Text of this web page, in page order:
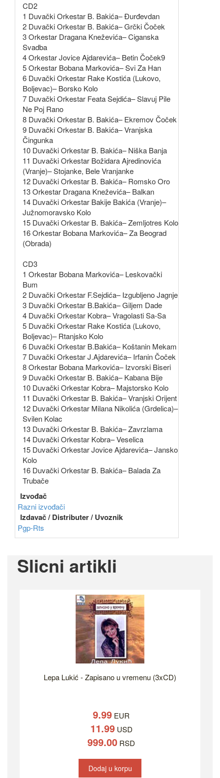
CD2
1 Duvački Orkestar B. Bakića– Đurđevdan
2 Duvački Orkestar B. Bakića– Grčki Čoček
3 Orkestar Dragana Kneževića– Ciganska
Svadba
4 Orkestar Jovice Ajdarevića– Betin Čoček9
5 Orkestar Bobana Markovića– Svi Za Han
6 Duvački Orkestar Rake Kostića (Lukovo,
Boljevac)– Borsko Kolo
7 Duvački Orkestar Feata Sejdića– Slavuj Pile
Ne Poj Rano
8 Duvački Orkestar B. Bakića– Ekremov Čoček
9 Duvački Orkestar B. Bakića– Vranjska
Čingunka
10 Duvački Orkestar B. Bakića– Niška Banja
11 Duvački Orkestar Božidara Ajredinovića
(Vranje)– Stojanke, Bele Vranjanke
12 Duvački Orkestar B. Bakića– Romsko Oro
13 Orkestar Dragana Kneževića– Balkan
14 Duvački Orkestar Bakije Bakića (Vranje)–
Južnomoravsko Kolo
15 Duvački Orkestar B. Bakića– Zemljotres Kolo
16 Orkestar Bobana Markovića– Za Beograd
(Obrada)
CD3
1 Orkestar Bobana Markovića– Leskovački
Bum
2 Duvački Orkestar F.Sejdića– Izgubljeno Jagnje
3 Duvački Orkestar B.Bakića– Giljem Dade
4 Duvački Orkestar Kobra– Vragolasti Sa-Sa
5 Duvački Orkestar Rake Kostića (Lukovo,
Boljevac)– Rtanjsko Kolo
6 Duvački Orkestar B.Bakića– Koštanin Mekam
7 Duvački Orkestar J.Ajdarevića– Irfanin Čoček
8 Orkestar Bobana Markovića– Izvorski Biseri
9 Duvački Orkestar B. Bakića– Kabana Bije
10 Duvački Orkestar Kobra– Majstorsko Kolo
11 Duvački Orkestar B. Bakića– Vranjski Orijent
12 Duvački Orkestar Milana Nikolića (Grdelica)–
Svilen Kolac
13 Duvački Orkestar B. Bakića– Zavrzlama
14 Duvački Orkestar Kobra– Veselica
15 Duvački Orkestar Jovice Ajdarevića– Jansko
Kolo
16 Duvački Orkestar B. Bakića– Balada Za
Trubače
Izvođač
Razni izvođači
Izdavač / Distributer / Uvoznik
Pgp-Rts
Slicni artikli
Lepa Lukić - Zapisano u vremenu (3xCD)
9.99 EUR
11.99USD
999.00 RSD
Dodaj u korpu